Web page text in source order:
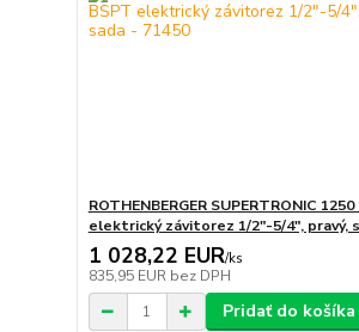
ROTHENBERGER SUPERTRONIC
elektrický závitorez 1/2"-5/4", pravý,
1 028,22 EUR/ks
835,95 EUR bez DPH
Pridať do košíka